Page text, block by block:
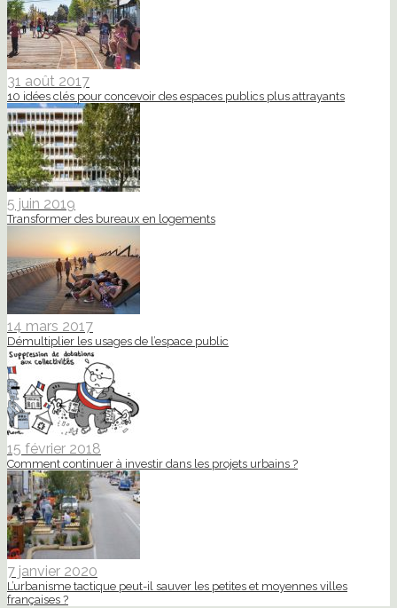
31 août 2017
10 idées clés pour concevoir des espaces publics plus attrayants
5 juin 2019
Transformer des bureaux en logements
14 mars 2017
Démultiplier les usages de l’espace public
15 février 2018
Comment continuer à investir dans les projets urbains ?
7 janvier 2020
L’urbanisme tactique peut-il sauver les petites et moyennes villes
françaises ?